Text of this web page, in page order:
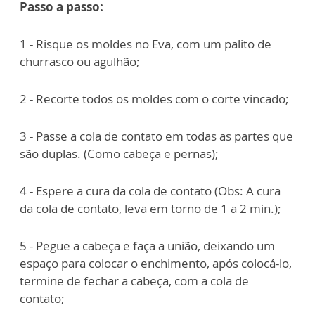
Passo a passo:
1 - Risque os moldes no Eva, com um palito de
churrasco ou agulhão;
2 - Recorte todos os moldes com o corte vincado;
3 - Passe a cola de contato em todas as partes que
são duplas. (Como cabeça e pernas);
4 - Espere a cura da cola de contato (Obs: A cura
da cola de contato, leva em torno de 1 a 2 min.);
5 - Pegue a cabeça e faça a união, deixando um
espaço para colocar o enchimento, após colocá-lo,
termine de fechar a cabeça, com a cola de
contato;